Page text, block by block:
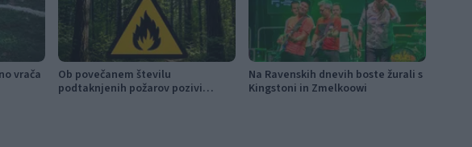
vrača
Ob povečanem številu
podtaknjenih požarov pozivi
Na Ravenskih dnevih boste žurali s
Kingstoni in Zmelkoowi